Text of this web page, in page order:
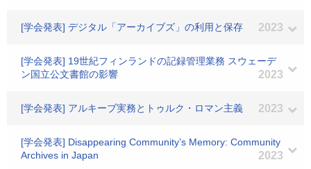
[学会発表] デジタル「アーカイブズ」の利用と保存 2023
[学会発表] 19世紀フィンランドの記録管理業務 スウェーデ
ン国立公文書館の影響
2023
[学会発表] アルキーブ実務とトゥルク・ロマン主義 2023
[学会発表] Disappearing Community’s Memory: Community
Archives in Japan
2023